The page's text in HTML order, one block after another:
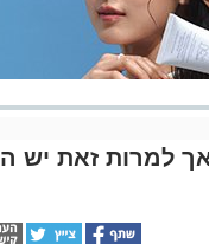
למרות זאת יש